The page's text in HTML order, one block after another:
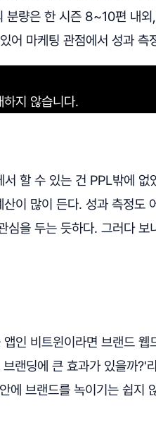
분량은 한 시즌 8~10편 내
어 마케팅 관점에서 성과 측
지 않습니다.
할 수 있는 건 PPL밖에 없
이 많이 든다. 성과 측정도
을 두는 듯하다. 그러다 보
인 비트윈이라면 브랜드 웹
랜딩에 큰 효과가 있을까?'
브랜드를 녹이기는 쉽지